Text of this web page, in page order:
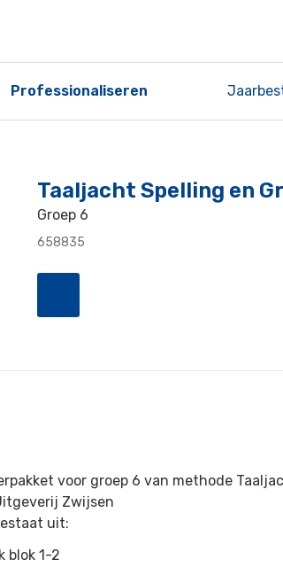
Professionaliseren
Taaljacht Spelling en
Groep 6
658835
voor groep 6 van methode
Zwijsen
uit:
blok 1-2